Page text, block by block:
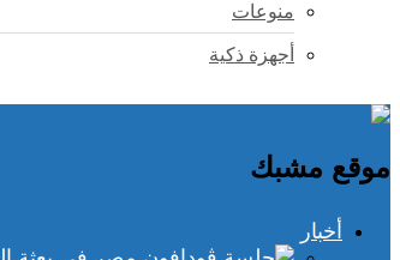
منوعات
أجهزة ذكية
موقع مشبك
أخبار